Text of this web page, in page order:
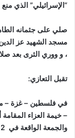
“الإسرائيلي” الذي
مسجد الشهيد عز
، و ووري الثرى بعد
تقبل التعازي:
في فلسطين – غزة –
– خيمة العزاء المقامة
والجمعة الواقعة في 12 و 13 و 14 حزيران 2019.